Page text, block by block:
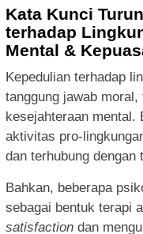
Kata Kunci
terhadap
Mental &
Kepedulian terhadap
tanggung jawab
kesejahteraan mental.
aktivitas pro-
dan terhubung dengan
Bahkan, beberapa
sebagai bentuk terapi
satisfaction dan